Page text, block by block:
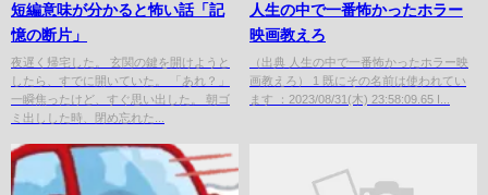
短編意味が分かると怖い話「記
憶の断片」
夜遅く帰宅した。 玄関の鍵を開けようと
したら、すでに開いていた。 「あれ？」
一瞬焦ったけど、すぐ思い出した。 朝ゴ
ミ出しした時、閉め忘れた...
人生の中で一番怖かったホラー
映画教えろ
（出典 人生の中で一番怖かったホラー映
画教えろ） 1 既にその名前は使われてい
ます ：2023/08/31(木) 23:58:09.65 I...